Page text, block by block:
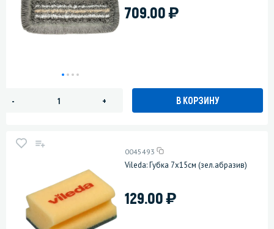
709.00)
- + В КОРЗИНУ
0045493
Vileda: Губка 7х15см (зел.абразив)
129.00)